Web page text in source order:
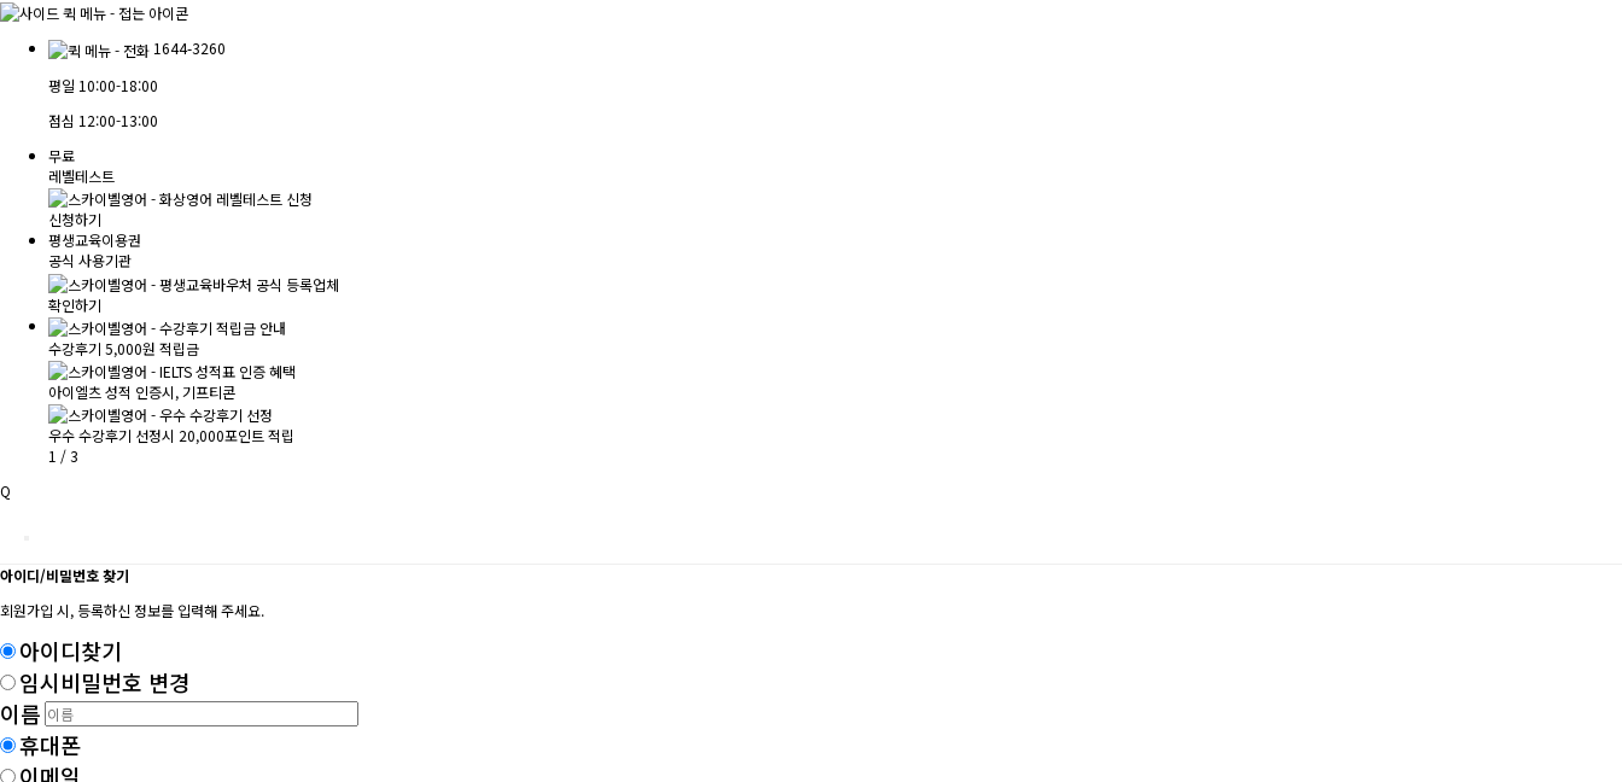
1644-3260
평일 10:00-18:00
점심 12:00-13:00
무료
레벨테스트
신청하기
평생교육이용권
공식 사용기관
확인하기
수강후기 5,000원 적립금
아이엘츠 성적 인증시, 기프티콘
우수 수강후기 선정시 20,000포인트 적립
1 /3
Q
아이디/비밀번호 찾기
회원가입 시, 등록하신 정보를 입력해 주세요.
아이디찾기
임시비밀번호 변경
이름
휴대폰